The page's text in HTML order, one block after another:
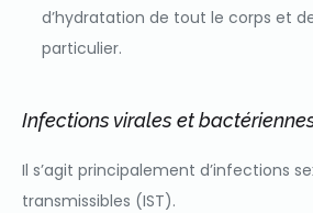
d’hydratation de tout le corps et
particulier.
Infections virales et
Il s’agit principalement d’infections
transmissibles (IST).